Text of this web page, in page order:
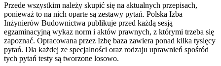
Przede wszystkim należy skupić się na aktualnych przepisach,
ponieważ to na nich oparte są zestawy pytań. Polska Izba
Inżynierów Budownictwa publikuje przed każdą sesją
egzaminacyjną wykaz norm i aktów prawnych, z którymi trzeba się
zapoznać. Opracowana przez Izbę baza zawiera ponad kilka tysięcy
pytań. Dla każdej ze specjalności oraz rodzaju uprawnień spośród
tych pytań testy są tworzone losowo.